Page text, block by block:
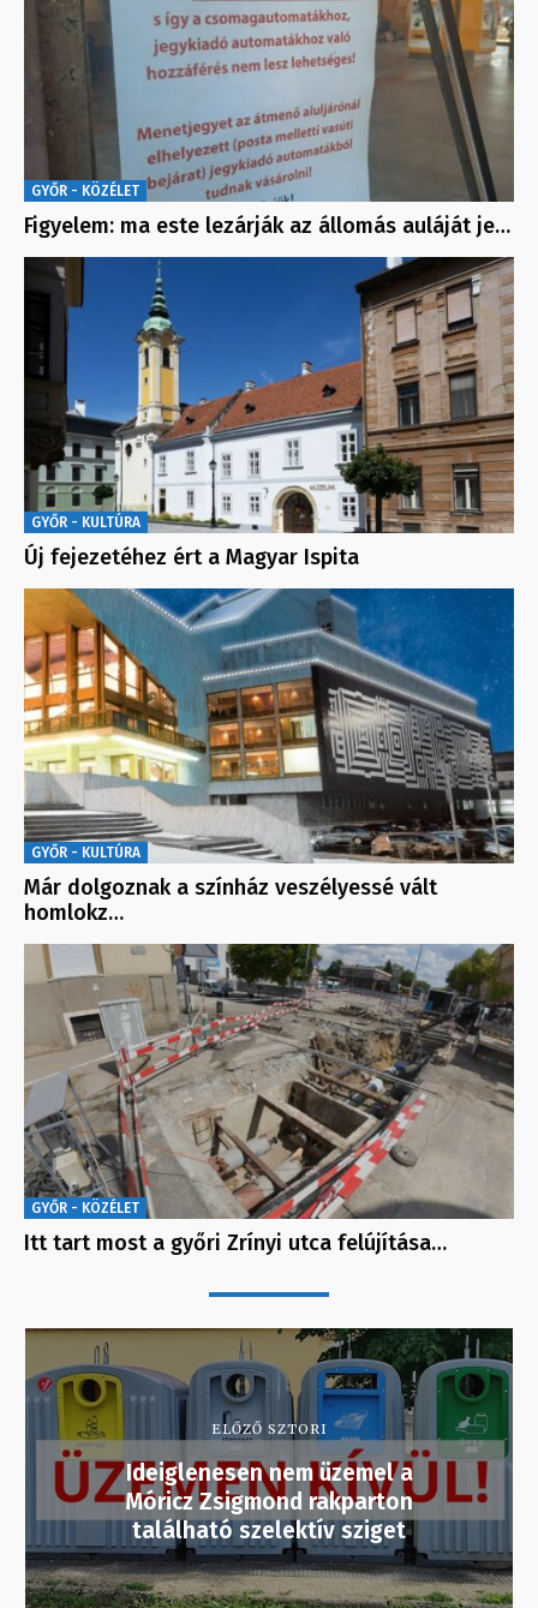
GYŐR - KÖZÉLET
Figyelem: ma este lezárják az állomás auláját je…
GYŐR - KULTÚRA
Új fejezetéhez ért a Magyar Ispita
GYŐR - KULTÚRA
Már dolgoznak a színház veszélyessé vált
homlokz…
GYŐR - KÖZÉLET
Itt tart most a győri Zrínyi utca felújítása…
ELŐZŐ SZTORI
Ideiglenesen nem üzemel a
Móricz Zsigmond rakparton
található szelektív sziget